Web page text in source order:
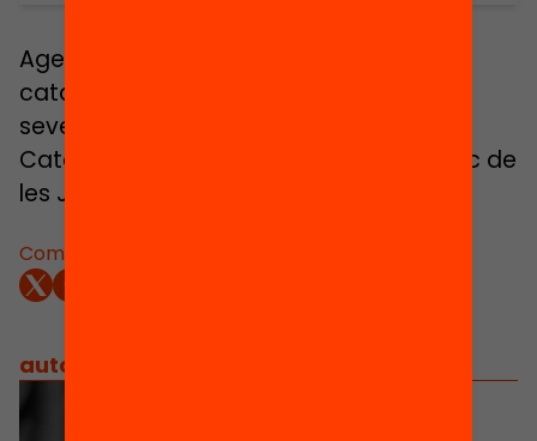
Comparteix:
Agents educatius, socials i polítics
catalans ens expliquen quines són les
seves prioritats educatives per a la
Catalunya d’avui. Intervenció en el marc de
les Jornades Educació Avui 2012.
autors